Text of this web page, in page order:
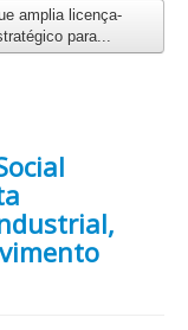
amplia licença-
para...